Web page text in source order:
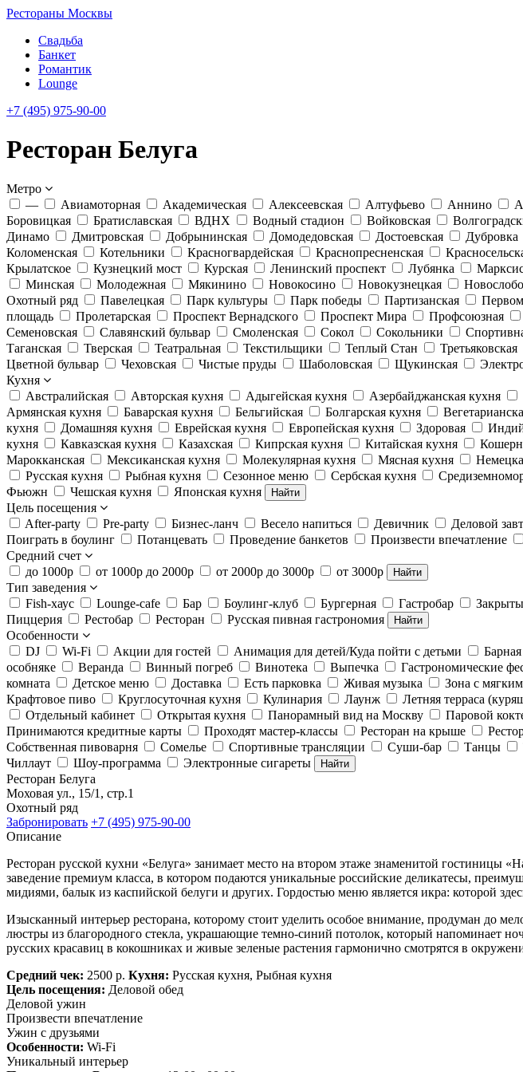
Рестораны Москвы
Свадьба
Банкет
Романтик
Lounge
+7 (495) 975-90-00
Ресторан Белуга
Метро
—
Авиамоторная Академическая Алексеевская Алтуфьево Аннино
Боровицкая
Братиславская ВДНХ Водный стадион Войковская
Динамо
Дмитровская Добрынинская Домодедовская Достоевская Дубровка
Коломенская
Котельники Красногвардейская Краснопресненская
Крылатское
Кузнецкий мост Курская Ленинский проспект Лубянка
Минская
Молодежная Мякинино Новокосино Новокузнецкая
Охотный ряд
Павелецкая Парк культуры Парк победы Партизанская
площадь
Пролетарская Проспект Вернадского Проспект Мира Профсоюзная
Семеновская
Славянский бульвар Смоленская Сокол Сокольники
Таганская
Тверская Театральная Текстильщики Теплый Стан Третьяковская
Цветной бульвар
Чеховская Чистые пруды Шаболовская Щукинская
Кухня
Австралийская
Авторская кухня Адыгейская кухня Азербайджанская кухня
Армянская кухня
Баварская кухня Бельгийская Болгарская кухня
кухня
Домашняя кухня Еврейская кухня Европейская кухня Здоровая
кухня
Кавказская кухня Казахская Кипрская кухня Китайская кухня
Марокканская
Мексиканская кухня Молекулярная кухня Мясная кухня
Русская кухня
Рыбная кухня Сезонное меню Сербская кухня
Фьюжн
Чешская кухня Японская кухня Найти
Цель посещения
After-party
Pre-party Бизнес-ланч Весело напиться Девичник Деловой
Поиграть в боулинг
Потанцевать Проведение банкетов Произвести впечатление
Средний счет
до 1000р
от 1000р до 2000р от 2000р до 3000р от 3000р Найти
Тип заведения
Fish-хаус
Lounge-cafe Бар Боулинг-клуб Бургерная Гастробар
Пиццерия
Рестобар Ресторан Русская пивная гастрономия Найти
Особенности
DJ
Wi-Fi Акции для гостей Анимация для детей/Куда пойти с детьми
особняке
Веранда Винный погреб Винотека Выпечка Гастрономические
комната
Детское меню Доставка Есть парковка Живая музыка Зона с
Крафтовое пиво
Круглосуточная кухня Кулинария Лаунж Летняя терраса
Отдельный кабинет
Открытая кухня Панорамный вид на Москву Паровой
Принимаются кредитные карты
Проходят мастер-классы Ресторан на крыше
Собственная пивоварня
Сомелье Спортивные трансляции Суши-бар Танцы
Чиллаут
Шоу-программа Электронные сигареты Найти
Ресторан Белуга
Моховая ул., 15/1, стр.1
Охотный ряд
Забронировать +7 (495) 975-90-00
Описание
Ресторан русской кухни «Белуга» занимает место на втором этаже знаменитой
заведение премиум класса, в котором подаются уникальные российские деликатесы,
мидиями, балык из каспийской белуги и других. Гордостью меню является икра: которой
Изысканный интерьер ресторана, которому стоит уделить особое внимание, продуман до
люстры из благородного стекла, украшающие темно-синий потолок, который напоминает
русских красавиц в кокошниках и живые зеленые растения гармонично смотрятся в
Средний чек: 2500 р. Кухня: Русская кухня, Рыбная кухня
Цель посещения: Деловой обед
Деловой ужин
Произвести впечатление
Ужин с друзьями
Особенности: Wi-Fi
Уникальный интерьер